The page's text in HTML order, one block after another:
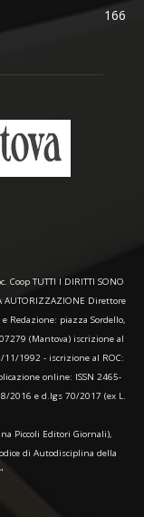
166
Coop TUTTI I DIRITTI SONO
AUTORIZZAZIONE Direttore
Redazione: piazza Sordello,
(Mantova) iscrizione al
1992 - iscrizione al ROC:
online: ISSN 2465-
2016 e d.lgs 70/2017 (ex L.
Piccoli Editori Giornali),
di Autodisciplina della